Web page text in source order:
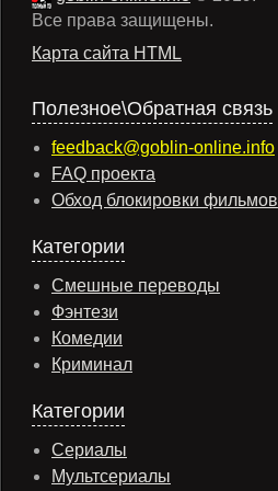
Все права защищены.
Карта сайта HTML
Полезное\Обратная связь
feedback@goblin-online.info
FAQ проекта
Обход блокировки фильмов
Категории
Смешные переводы
Фэнтези
Комедии
Криминал
Категории
Сериалы
Мультсериалы